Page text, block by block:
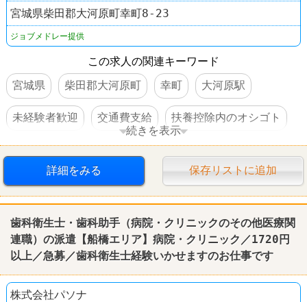
宮城県柴田郡大河原町幸町8-23
ジョブメドレー提供
この求人の関連キーワード
宮城県
柴田郡大河原町 幸町 大河原駅
未経験者歓迎 交通費支給 扶養控除内のオシゴト
駅チカ 車・バイク通勤可
続きを表示
詳細をみる 保存リストに追加
歯科衛生士・ 歯科助手（病院・クリニックのその他医療関
連職）の派遣【船橋エリア】病院・クリニック／1720円
以上／急募／歯科衛生士経験いかせますのお仕事です
株式会社パソナ